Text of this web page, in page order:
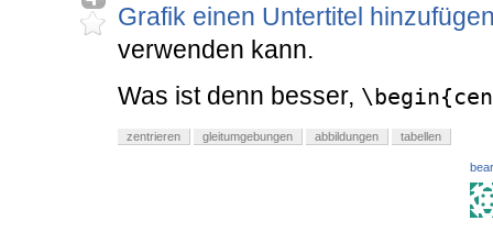
Grafik einen Untertitel
verwenden kann.
Was ist denn besser,
zentrieren gleitumgebungen abbildungen tabellen